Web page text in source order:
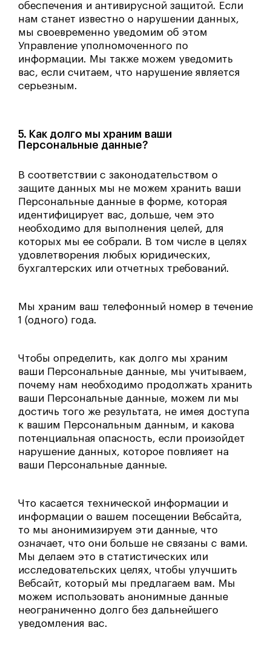
обеспечения и антивирусной защитой. Если
нам станет известно о нарушении данных,
мы своевременно уведомим об этом
Управление уполномоченного по
информации. Мы также можем уведомить
вас, если считаем, что нарушение является
серьезным.
5. Как долго мы храним ваши
Персональные данные?
В соответствии с законодательством о
защите данных мы не можем хранить ваши
Персональные данные в форме, которая
идентифицирует вас, дольше, чем это
необходимо для выполнения целей, для
которых мы ее собрали. В том числе в целях
удовлетворения любых юридических,
бухгалтерских или отчетных требований.
Мы храним ваш телефонный номер в течение
1 (одного) года.
Чтобы определить, как долго мы храним
ваши Персональные данные, мы учитываем,
почему нам необходимо продолжать хранить
ваши Персональные данные, можем ли мы
достичь того же результата, не имея доступа
к вашим Персональным данным, и какова
потенциальная опасность, если произойдет
нарушение данных, которое повлияет на
ваши Персональные данные.
Что касается технической информации и
информации о вашем посещении Вебсайта,
то мы анонимизируем эти данные, что
означает, что они больше не связаны с вами.
Мы делаем это в статистических или
исследовательских целях, чтобы улучшить
Вебсайт, который мы предлагаем вам. Мы
можем использовать анонимные данные
неограниченно долго без дальнейшего
уведомления вас.